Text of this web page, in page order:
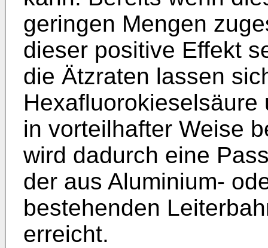
geringen Mengen
dieser positive Effekt
die Ätzraten lassen
Hexafluorokieselsäure
in vorteilhafter Weise
wird dadurch eine
der aus Aluminium-
bestehenden
erreicht.